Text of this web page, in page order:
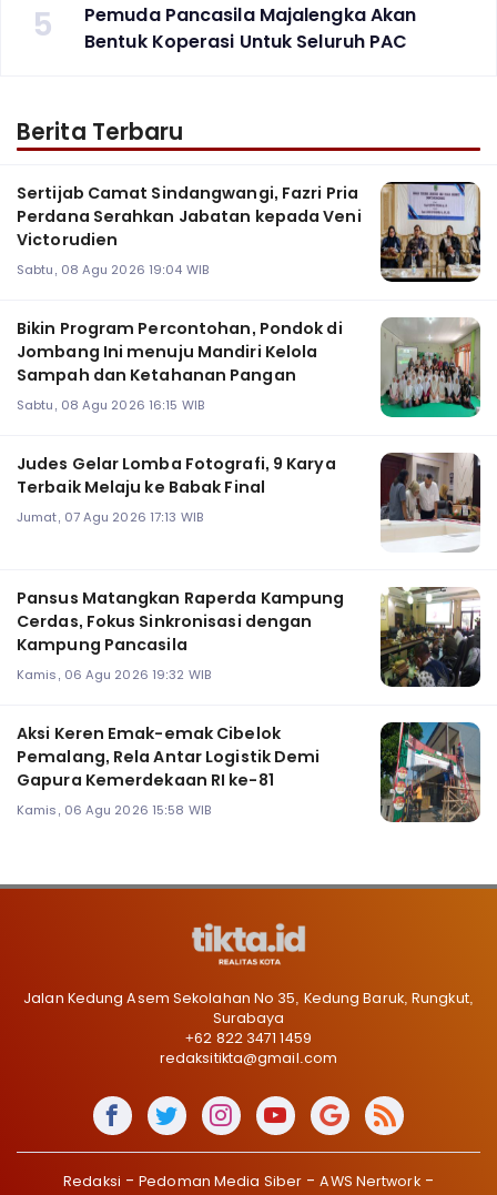
5
Pemuda Pancasila Majalengka Akan
Bentuk Koperasi Untuk Seluruh PAC
Berita Terbaru
Sertijab Camat Sindangwangi, Fazri Pria
Perdana Serahkan Jabatan kepada Veni
Victorudien
Sabtu, 08 Agu 2026 19:04 WIB
Bikin Program Percontohan, Pondok di
Jombang Ini menuju Mandiri Kelola
Sampah dan Ketahanan Pangan
Sabtu, 08 Agu 2026 16:15 WIB
Judes Gelar Lomba Fotografi, 9 Karya
Terbaik Melaju ke Babak Final
Jumat, 07 Agu 2026 17:13 WIB
Pansus Matangkan Raperda Kampung
Cerdas, Fokus Sinkronisasi dengan
Kampung Pancasila
Kamis, 06 Agu 2026 19:32 WIB
Aksi Keren Emak-emak Cibelok
Pemalang, Rela Antar Logistik Demi
Gapura Kemerdekaan RI ke-81
Kamis, 06 Agu 2026 15:58 WIB
Jalan Kedung Asem Sekolahan No 35, Kedung Baruk, Rungkut,
Surabaya
+62 822 3471 1459
redaksitikta@gmail.com
Redaksi Pedoman Media Siber
AWS Nertwork